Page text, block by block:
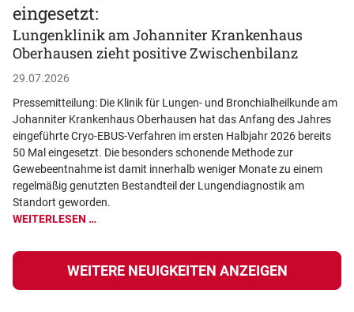
eingesetzt:
Lungenklinik am Johanniter Krankenhaus
Oberhausen zieht positive Zwischenbilanz
29.07.2026
Pressemitteilung: Die Klinik für Lungen- und Bronchialheilkunde am
Johanniter Krankenhaus Oberhausen hat das Anfang des Jahres
eingeführte Cryo-EBUS-Verfahren im ersten Halbjahr 2026 bereits
50 Mal eingesetzt. Die besonders schonende Methode zur
Gewebeentnahme ist damit innerhalb weniger Monate zu einem
regelmäßig genutzten Bestandteil der Lungendiagnostik am
Standort geworden.
WEITERLESEN …
WEITERE NEUIGKEITEN ANZEIGEN